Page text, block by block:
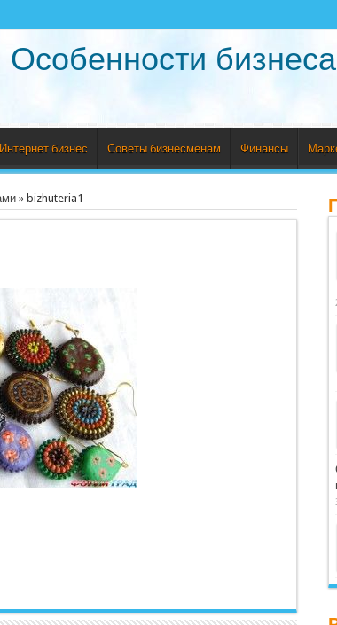
Особенности
Интернет бизнес Советы бизнесменам Финансы
» bizhuteria1